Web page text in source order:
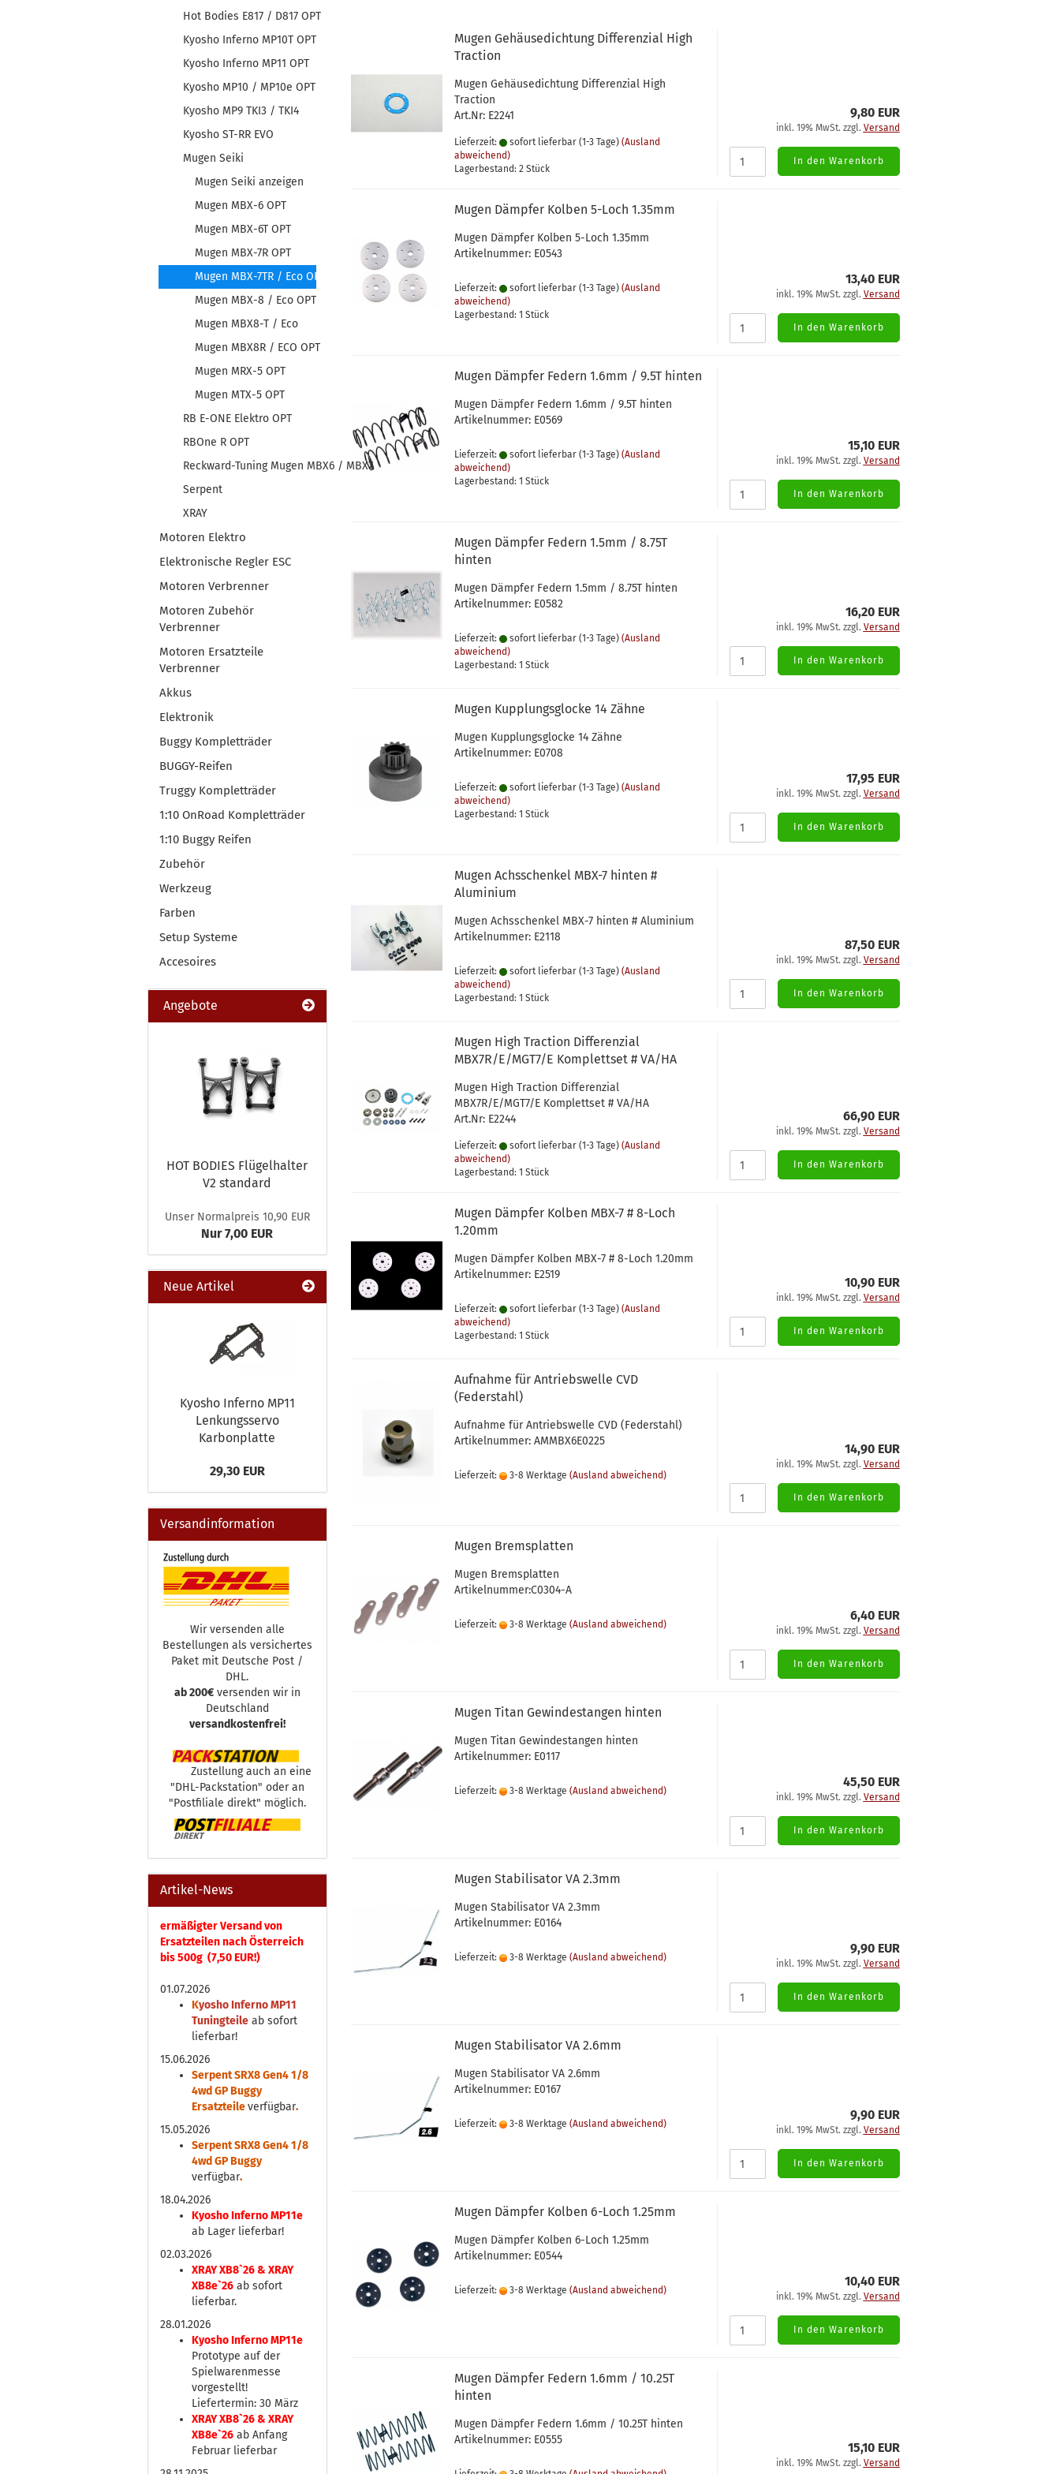
Mugen Gehäusedichtung Differenzial High
Traction
Mugen Gehäusedichtung Differenzial High
Traction
Art.Nr: E2241
Lieferzeit: sofort lieferbar (1-3 Tage) (Ausland
abweichend)
Lagerbestand: 2 Stück
9,80 EUR
inkl. 19% MwSt. zzgl. Versand
In den Warenkorb
Mugen Dämpfer Kolben 5-Loch 1.35mm
Mugen Dämpfer Kolben 5-Loch 1.35mm
Artikelnummer: E0543
Lieferzeit: sofort lieferbar (1-3 Tage) (Ausland
abweichend)
Lagerbestand: 1 Stück
13,40 EUR
inkl. 19% MwSt. zzgl. Versand
In den Warenkorb
Mugen Dämpfer Federn 1.6mm / 9.5T hinten
Mugen Dämpfer Federn 1.6mm / 9.5T hinten
Artikelnummer: E0569
Lieferzeit: sofort lieferbar (1-3 Tage) (Ausland
abweichend)
Lagerbestand: 1 Stück
15,10 EUR
inkl. 19% MwSt. zzgl. Versand
In den Warenkorb
Mugen Dämpfer Federn 1.5mm / 8.75T
hinten
Mugen Dämpfer Federn 1.5mm / 8.75T hinten
Artikelnummer: E0582
Lieferzeit: sofort lieferbar (1-3 Tage) (Ausland
abweichend)
Lagerbestand: 1 Stück
16,20 EUR
inkl. 19% MwSt. zzgl. Versand
In den Warenkorb
Mugen Kupplungsglocke 14 Zähne
Mugen Kupplungsglocke 14 Zähne
Artikelnummer: E0708
Lieferzeit: sofort lieferbar (1-3 Tage) (Ausland
abweichend)
Lagerbestand: 1 Stück
17,95 EUR
inkl. 19% MwSt. zzgl. Versand
In den Warenkorb
Mugen Achsschenkel MBX-7 hinten #
Aluminium
Mugen Achsschenkel MBX-7 hinten # Aluminium
Artikelnummer: E2118
Lieferzeit: sofort lieferbar (1-3 Tage) (Ausland
abweichend)
Lagerbestand: 1 Stück
87,50 EUR
inkl. 19% MwSt. zzgl. Versand
In den Warenkorb
Mugen High Traction Differenzial
MBX7R/E/MGT7/E Komplettset # VA/HA
Mugen High Traction Differenzial
MBX7R/E/MGT7/E Komplettset # VA/HA
Art.Nr: E2244
Lieferzeit: sofort lieferbar (1-3 Tage) (Ausland
abweichend)
Lagerbestand: 1 Stück
66,90 EUR
inkl. 19% MwSt. zzgl. Versand
In den Warenkorb
Mugen Dämpfer Kolben MBX-7 # 8-Loch
1.20mm
Mugen Dämpfer Kolben MBX-7 # 8-Loch 1.20mm
Artikelnummer: E2519
Lieferzeit: sofort lieferbar (1-3 Tage) (Ausland
abweichend)
Lagerbestand: 1 Stück
10,90 EUR
inkl. 19% MwSt. zzgl. Versand
In den Warenkorb
Aufnahme für Antriebswelle CVD
(Federstahl)
Aufnahme für Antriebswelle CVD (Federstahl)
Artikelnummer: AMMBX6E0225
Lieferzeit: 3-8 Werktage (Ausland abweichend)
14,90 EUR
inkl. 19% MwSt. zzgl. Versand
In den Warenkorb
Mugen Bremsplatten
Mugen Bremsplatten
Artikelnummer:C0304-A
Lieferzeit: 3-8 Werktage (Ausland abweichend)
6,40 EUR
inkl. 19% MwSt. zzgl. Versand
In den Warenkorb
Mugen Titan Gewindestangen hinten
Mugen Titan Gewindestangen hinten
Artikelnummer: E0117
Lieferzeit: 3-8 Werktage (Ausland abweichend)
45,50 EUR
inkl. 19% MwSt. zzgl. Versand
In den Warenkorb
Mugen Stabilisator VA 2.3mm
Mugen Stabilisator VA 2.3mm
Artikelnummer: E0164
Lieferzeit: 3-8 Werktage (Ausland abweichend)
9,90 EUR
inkl. 19% MwSt. zzgl. Versand
In den Warenkorb
Mugen Stabilisator VA 2.6mm
Mugen Stabilisator VA 2.6mm
Artikelnummer: E0167
Lieferzeit: 3-8 Werktage (Ausland abweichend)
9,90 EUR
inkl. 19% MwSt. zzgl. Versand
In den Warenkorb
Mugen Dämpfer Kolben 6-Loch 1.25mm
Mugen Dämpfer Kolben 6-Loch 1.25mm
Artikelnummer: E0544
Lieferzeit: 3-8 Werktage (Ausland abweichend)
10,40 EUR
inkl. 19% MwSt. zzgl. Versand
In den Warenkorb
Mugen Dämpfer Federn 1.6mm / 10.25T
hinten
Mugen Dämpfer Federn 1.6mm / 10.25T hinten
Artikelnummer: E0555
15,10 EUR
inkl. 19% MwSt. zzgl. Versand
Hot Bodies E817 / D817 OPT
Kyosho Inferno MP10T OPT
Kyosho Inferno MP11 OPT
Kyosho MP10 / MP10e OPT
Kyosho MP9 TKI3 / TKI4
Kyosho ST-RR EVO
Mugen Seiki
Mugen Seiki anzeigen
Mugen MBX-6 OPT
Mugen MBX-6T OPT
Mugen MBX-7R OPT
Mugen MBX-7TR / Eco OPT
Mugen MBX-8 / Eco OPT
Mugen MBX8-T / Eco
Mugen MBX8R / ECO OPT
Mugen MRX-5 OPT
Mugen MTX-5 OPT
RB E-ONE Elektro OPT
RBOne R OPT
Reckward-Tuning Mugen MBX6 / MBX7
Serpent
XRAY
Motoren Elektro
Elektronische Regler ESC
Motoren Verbrenner
Motoren Zubehör
Verbrenner
Motoren Ersatzteile
Verbrenner
Akkus
Elektronik
Buggy Kompletträder
BUGGY-Reifen
Truggy Kompletträder
1:10 OnRoad Kompletträder
1:10 Buggy Reifen
Zubehör
Werkzeug
Farben
Setup Systeme
Accesoires
Angebote
HOT BODIES Flügelhalter
V2 standard
Unser Normalpreis 10,90 EUR
Nur 7,00 EUR
Neue Artikel
Kyosho Inferno MP11
Lenkungsservo
Karbonplatte
29,30 EUR
Versandinformation
Wir versenden alle
Bestellungen als versichertes
Paket mit Deutsche Post /
DHL.
ab 200€versenden wir in
Deutschland
versandkostenfrei!
Zustellung auch an eine
"DHL-Packstation" oder an
"Postfiliale direkt" möglich.
Artikel-News
ermäßigter Versand von
Ersatzteilen nach Österreich
bis 500g (7,50 EUR!)
01.07.2026
Kyosho Inferno MP11
Tuningteile ab sofort
lieferbar!
15.06.2026
Serpent SRX8 Gen4 1/8
4wd GP Buggy
Ersatzteileverfügbar.
15.05.2026
Serpent SRX8 Gen4 1/8
4wd GP Buggy
verfügbar.
18.04.2026
Kyosho Inferno MP11e
ab Lager lieferbar!
02.03.2026
XRAY XB8`26 & XRAY
XB8e`26 ab sofort
lieferbar.
28.01.2026
Kyosho Inferno MP11e
Prototype auf der
Spielwarenmesse
vorgestellt!
Liefertermin: 30 März
XRAY XB8`26 & XRAY
XB8e`26 ab Anfang
Februar lieferbar